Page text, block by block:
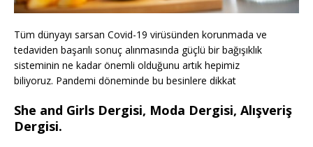
Tüm dünyayı sarsan Covid-19 virüsünden korunmada ve
tedaviden başarılı sonuç alınmasında güçlü bir bağışıklık
sisteminin ne kadar önemli olduğunu artık hepimiz
biliyoruz. Pandemi döneminde bu besinlere dikkat
She and Girls Dergisi, Moda Dergisi, Alışveriş
Dergisi.